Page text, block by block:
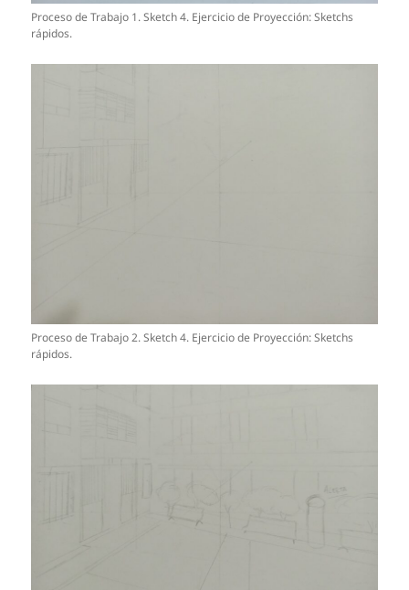
Proceso de Trabajo 1. Sketch 4. Ejercicio de Proyección: Sketchs
rápidos.
Proceso de Trabajo 2. Sketch 4. Ejercicio de Proyección: Sketchs
rápidos.